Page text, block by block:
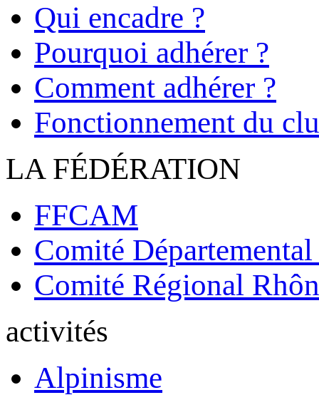
Qui encadre ?
Pourquoi adhérer ?
Comment adhérer ?
Fonctionnement du
LA FÉDÉRATION
FFCAM
Comité
Comité Régional
activités
Alpinisme